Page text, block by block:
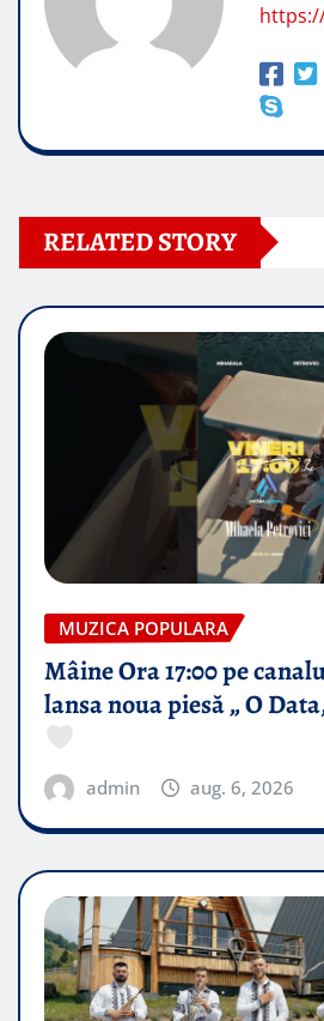
RELATED STORY
MUZICA POPULARA
Mâine Ora 17:00 pe
lansa noua piesă „ O
admin aug. 6, 2026